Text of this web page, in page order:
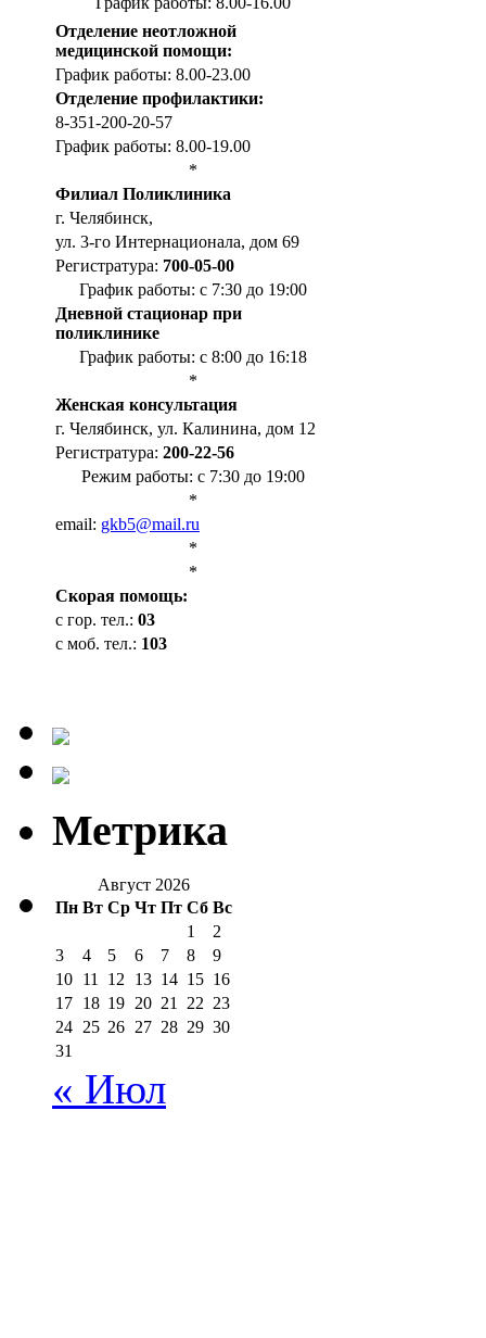
Отделение неотложной
медицинской помощи:
График работы: 8.00-23.00
Отделение профилактики:
8-351-200-20-57
График работы: 8.00-19.00
*
Филиал Поликлиника
г. Челябинск,
ул. 3-го Интернационала, дом 69
Регистратура: 700-05-00
График работы: с 7:30 до 19:00
Дневной стационар при
поликлинике
График работы: с 8:00 до 16:18
*
Женская консультация
г. Челябинск, ул. Калинина, дом 12
Регистратура: 200-22-56
Режим работы: с 7:30 до 19:00
*
email: gkb5@mail.ru
*
*
Cкорая помощь:
с гор. тел.: 03
с моб. тел.: 103
Метрика
Август 2026
Пн Вт Ср Чт Пт Сб Вс
1
2
3
4 5 6 7 8
9
10 11 12 13 14 15 16
17 18 19 20 21 22 23
24 25 26 27 28 29 30
31
« Июл